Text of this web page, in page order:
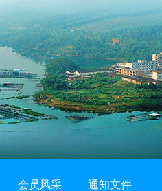
会员风采 通知文件